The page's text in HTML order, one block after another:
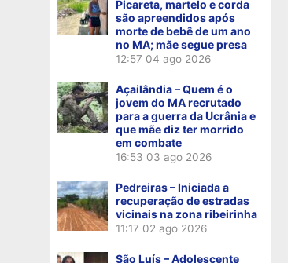
Picareta, martelo e corda
são apreendidos após
morte de bebê de um ano
no MA; mãe segue presa
12:57 04 ago 2026
Açailândia – Quem é o
jovem do MA recrutado
para a guerra da Ucrânia e
que mãe diz ter morrido
em combate
16:53 03 ago 2026
Pedreiras – Iniciada a
recuperação de estradas
vicinais na zona ribeirinha
11:17 02 ago 2026
São Luís – Adolescente